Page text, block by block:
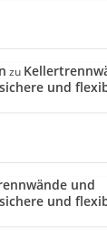
zu
und
und
und